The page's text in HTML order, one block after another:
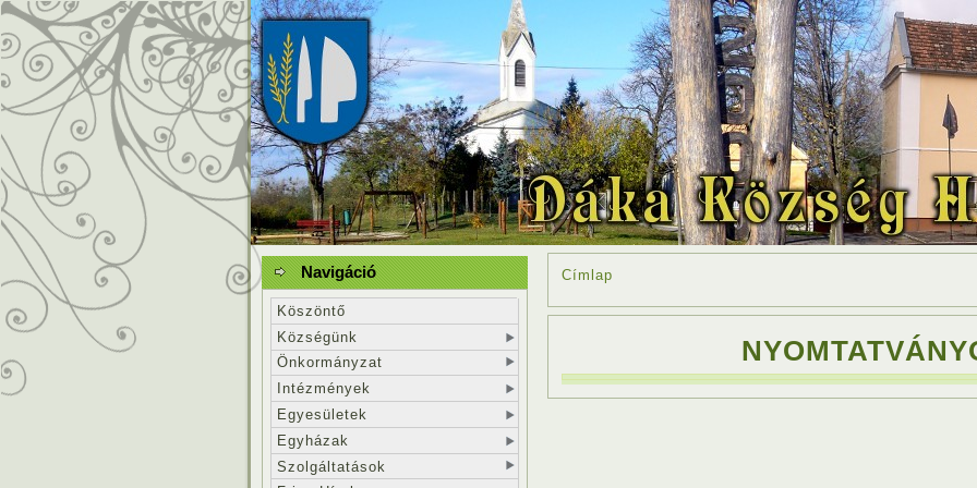
Címlap
Navigáció
Köszöntő
Községünk
Önkormányzat
Intézmények
Egyesületek
Egyházak
Szolgáltatások